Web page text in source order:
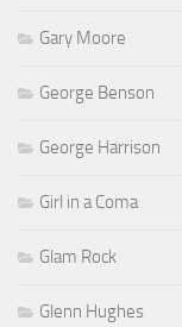
Gary Moore
George Benson
George Harrison
Girl in a Coma
Glam Rock
Glenn Hughes